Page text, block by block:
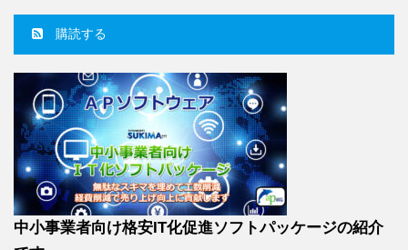
購読する
中小事業者向け格安IT化促進ソフトパッケージの紹介